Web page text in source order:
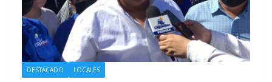
DESTACADO LOCALES